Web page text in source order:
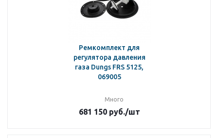
Ремкомплект для
регулятора давления
газа Dungs FRS 5125,
069005
Много
681 150руб./шт